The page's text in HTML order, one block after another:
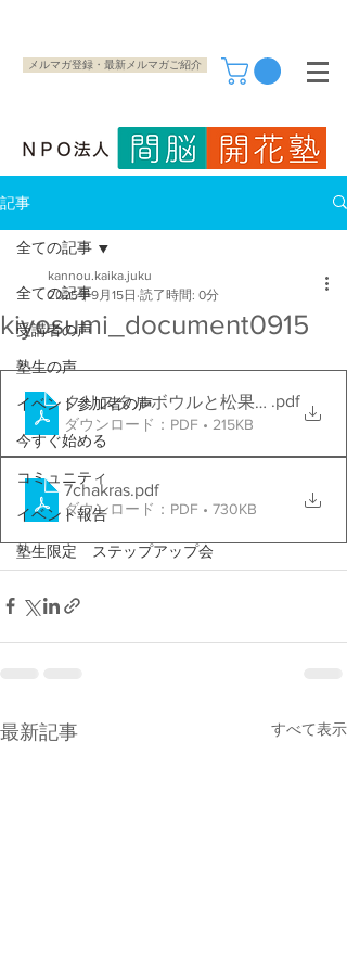
メルマガ登録・最新メルマガご紹介
記事
全ての記事
受講者の声
塾生の声
イベント参加者の声
今すぐ始める
コミュニティ
イベント報告
塾生限定 ステップアップ会
全ての記事
kiyosumi_document0915
kannou.kaika.juku
2025年9月15日 読了時間: 0分
クリスタルボウルと松果体について
.pdf
ダウンロード：PDF • 215KB
7chakras.pdf
ダウンロード：PDF • 730KB
最新記事 すべて表示